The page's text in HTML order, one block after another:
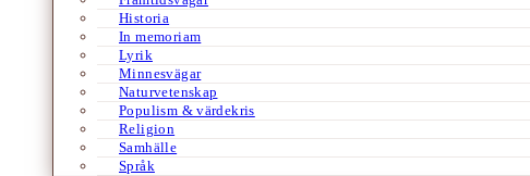
Historia
In memoriam
Lyrik
Minnesvägar
Naturvetenskap
Populism & värdekris
Religion
Samhälle
Språk